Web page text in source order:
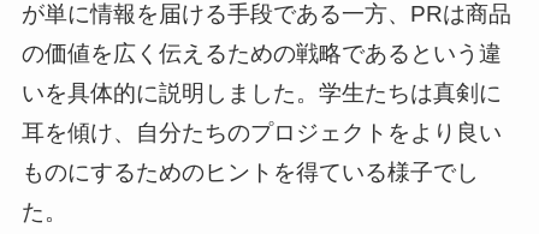
が単に情報を届ける手段である一方、PRは商品
の価値を広く伝えるための戦略であるという違
いを具体的に説明しました。学生たちは真剣に
耳を傾け、自分たちのプロジェクトをより良い
ものにするためのヒントを得ている様子でし
た。